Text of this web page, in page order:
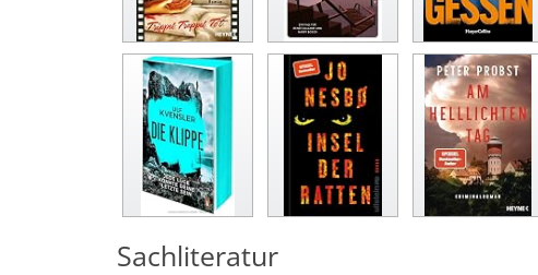
Sachliteratur